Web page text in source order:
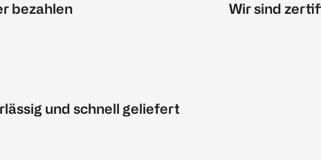
bezahlen
und schnell geliefert
Wir sind